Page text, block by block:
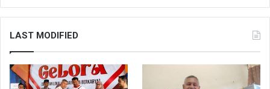
LAST MODIFIED